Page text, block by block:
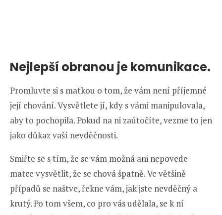
Nejlepší obranou je komunikace.
Promluvte si s matkou o tom, že vám není příjemné
její chování. Vysvětlete jí, kdy s vámi manipulovala,
aby to pochopila. Pokud na ni zaútočíte, vezme to jen
jako důkaz vaší nevděčnosti.
Smiřte se s tím, že se vám možná ani nepovede
matce vysvětlit, že se chová špatně. Ve většině
případů se naštve, řekne vám, jak jste nevděčný a
krutý. Po tom všem, co pro vás udělala, se k ní